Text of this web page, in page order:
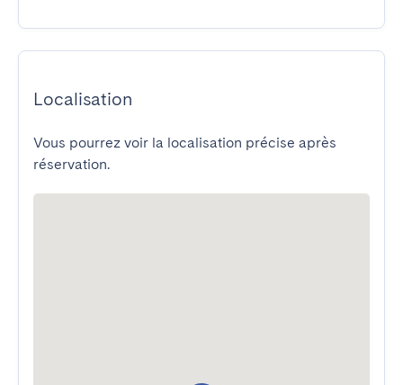
Localisation
Vous pourrez voir la localisation précise après
réservation.